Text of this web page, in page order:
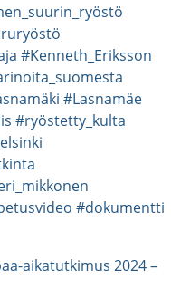
#Kenneth_Eriksson
#Lasnamäe
#ryöstetty_kulta
#dokumentti
aikatutkimus 2024 –